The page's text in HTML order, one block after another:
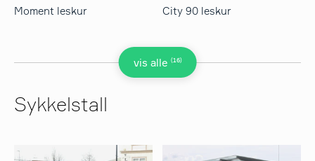
vis alle (16)
Moment leskur City 90 leskur
Sykkelstall